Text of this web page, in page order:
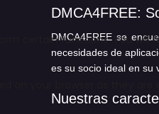
DMCA4FREE:
DMCA4FREE se
necesidades de
es su socio ideal en su
Nuestras